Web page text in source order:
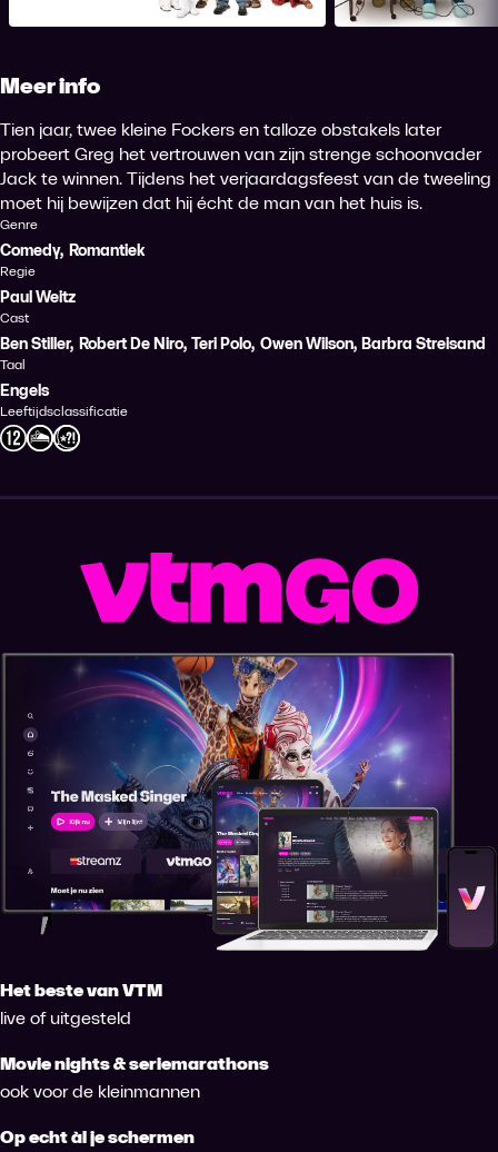
Meer info
Tien jaar, twee kleine Fockers en talloze obstakels later
probeert Greg het vertrouwen van zijn strenge schoonvader
Jack te winnen. Tijdens het verjaardagsfeest van de tweeling
moet hij bewijzen dat hij écht de man van het huis is.
Genre
Comedy, Romantiek
Regie
Paul Weitz
Cast
Ben Stiller, Robert De Niro, Teri Polo, Owen Wilson, Barbra Streisand
Taal
Engels
Leeftijdsclassificatie
Het beste van VTM
live of uitgesteld
Movie nights & seriemarathons
ook voor de kleinmannen
Op echt àl je schermen